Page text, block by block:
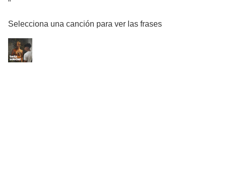
"
Selecciona una canción para ver las frases